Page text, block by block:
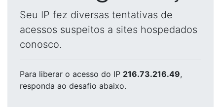
Seu IP fez diversas tentativas de
acessos suspeitos a sites hospedados
conosco.
Para liberar o acesso do IP 216.73.216.49,
responda ao desafio abaixo.